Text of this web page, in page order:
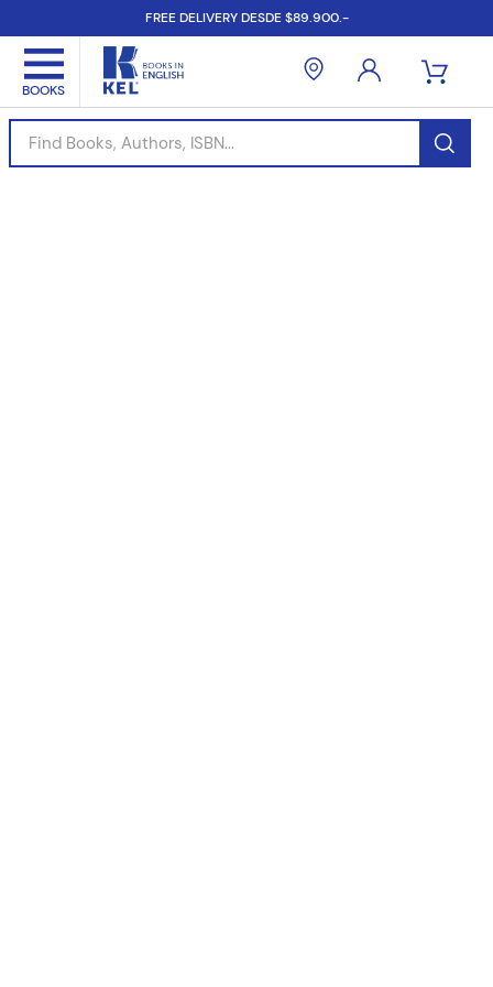
FREE DELIVERY DESDE $89.900.-
Find Books, Authors, ISBN...